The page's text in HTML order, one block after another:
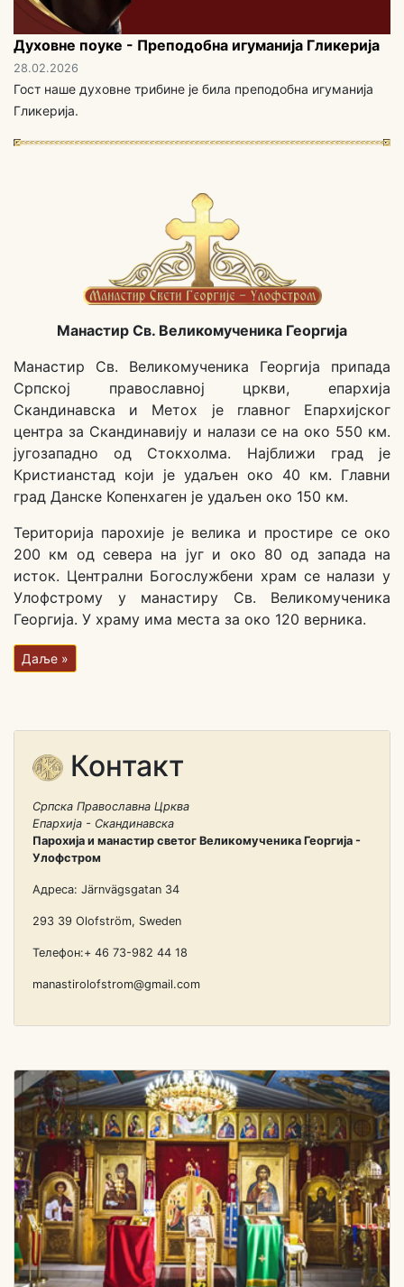
Духовне поуке - Преподобна игуманија Гликерија
28.02.2026
Гост наше духовне трибине је била преподобна игуманија
Гликерија.
Манастир Св. Великомученика Георгија
Манастир Св. Великомученика Георгија припада
Српској православној цркви, епархија
Скандинавска и Метох је главног Епархијског
центра за Скандинавију и налази се на око 550 км.
југозападно од Стокхолма. Најближи град је
Кристианстад који је удаљен око 40 км. Главни
град Данске Копенхаген је удаљен око 150 км.
Територија парохије је велика и простире се око
200 км од севера на југ и око 80 од запада на
исток. Централни Богослужбени храм се налази у
Улофстрому у манастиру Св. Великомученика
Георгија. У храму има места за око 120 верника.
Даље »
Контакт
Српска Православна Црква
Епархија - Скандинавска
Парохија и манастир светог Великомученика Георгија -
Улофстром
Адреса: Järnvägsgatan 34
293 39 Olofström, Sweden
Телефон:+ 46 73-982 44 18
manastirolofstrom@gmail.com